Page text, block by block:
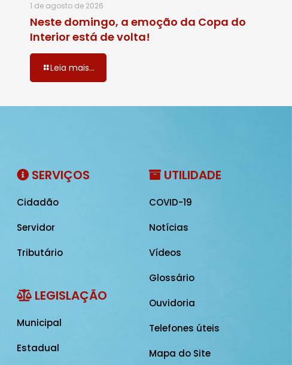
1 de agosto de 2026
Neste domingo, a emoção da Copa do
Interior está de volta!
Leia mais...
SERVIÇOS
Cidadão
Servidor
Tributário
LEGISLAÇÃO
Municipal
Estadual
UTILIDADE
COVID-19
Notícias
Vídeos
Glossário
Ouvidoria
Telefones úteis
Mapa do Site